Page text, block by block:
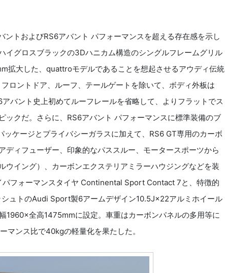
トおよびRS6アバント パフォーマンスを超える存在感を示し
イグロスブラックの3Dハニカム構造のシングルフレームグリル
拡大した、quattroモデルであることを想起させるアウディ伝統
ロントドア、ルーフ、テールゲートを除いて、ボディ外板は
バント史上初めてルーフレールを省略して、よりフラットでス
ックだ。さらに、RS6アバント パフォーマンスに標準装備のブ
ケージとプライバシーガラスに加えて、RS6 GT専用のカーボ
ディフューザー、印象的なパススルー、モータースポーツから
ウイング）、カーボンエクステリアミラーハウジングなどを装
フォーマンスタイヤ Continental Sport Contact 7と、特徴的
ュトのAudi Sport製6アームデザイン10.5J×22アルミホイール
1960×全高1475mmに設定。車重はカーボンパネルの多用等に
マンス比で40kgの軽量化を果たした。